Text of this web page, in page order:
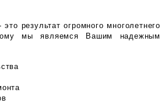
результат огромного многолетнего
мы являемся Вашим надежным